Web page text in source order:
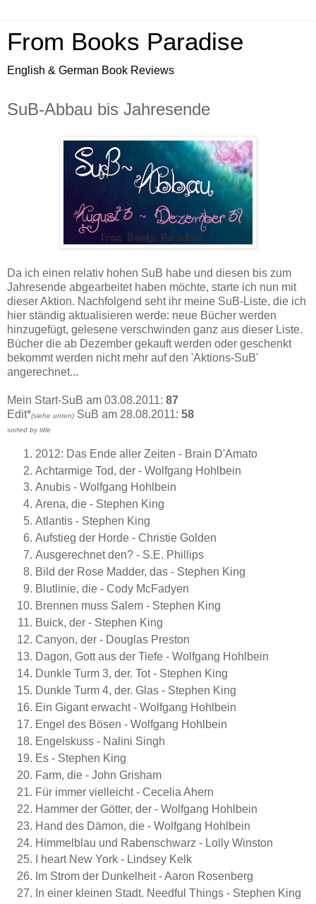
From Books Paradise
English & German Book Reviews
SuB-Abbau bis Jahresende
Da ich einen relativ hohen SuB habe und diesen bis zum
Jahresende abgearbeitet haben möchte, starte ich nun mit
dieser Aktion. Nachfolgend seht ihr meine SuB-Liste, die ich
hier ständig aktualisieren werde: neue Bücher werden
hinzugefügt, gelesene verschwinden ganz aus dieser Liste.
Bücher die ab Dezember gekauft werden oder geschenkt
bekommt werden nicht mehr auf den 'Aktions-SuB'
angerechnet...
Mein Start-SuB am 03.08.2011: 87
Edit*(siehe unten) SuB am 28.08.2011: 58
sorted by title
2012: Das Ende aller Zeiten - Brain D'Amato
Achtarmige Tod, der - Wolfgang Hohlbein
Anubis - Wolfgang Hohlbein
Arena, die - Stephen King
Atlantis - Stephen King
Aufstieg der Horde - Christie Golden
Ausgerechnet den? - S.E. Phillips
Bild der Rose Madder, das - Stephen King
Blutlinie, die - Cody McFadyen
Brennen muss Salem - Stephen King
Buick, der - Stephen King
Canyon, der - Douglas Preston
Dagon, Gott aus der Tiefe - Wolfgang Hohlbein
Dunkle Turm 3, der. Tot - Stephen King
Dunkle Turm 4, der. Glas - Stephen King
Ein Gigant erwacht - Wolfgang Hohlbein
Engel des Bösen - Wolfgang Hohlbein
Engelskuss - Nalini Singh
Es - Stephen King
Farm, die - John Grisham
Für immer vielleicht - Cecelia Ahern
Hammer der Götter, der - Wolfgang Hohlbein
Hand des Dämon, die - Wolfgang Hohlbein
Himmelblau und Rabenschwarz - Lolly Winston
I heart New York - Lindsey Kelk
Im Strom der Dunkelheit - Aaron Rosenberg
In einer kleinen Stadt. Needful Things - Stephen King